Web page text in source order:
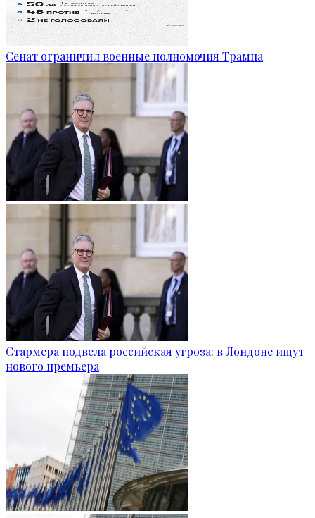
Сенат ограничил военные полномочия Трампа
Стармера подвела российская угроза: в Лондоне ищут
нового премьера